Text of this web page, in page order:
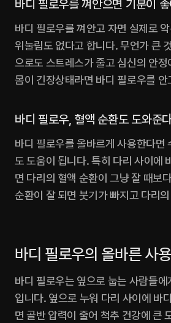
바디 필로우를 껴안으면 기분이
바디 필로우를 껴안고 자면 실제로
위눌림도 없다고 합니다. 무언가 큰
으로도 스트레스가 줄고 심신의 안
몸이 긴장상태라면 바디 필로우를 안
바디 필로우, 혈액 순환도 도와준
바디 필로우를 올바르게 사용한다면
도 도움이 됩니다. 특히 다리 사이에
면 다리의 혈액 순환이 그냥 잘 때보
순환이 잘 되면 붓기가 빠지고 다리
바디 필로우의 올바른 사
바디 필로우는 옆으로 눕는 사람들
입니다. 옆으로 누워 다리 사이에 바
면 골반 압력이 줄어 척추 건강에 큰